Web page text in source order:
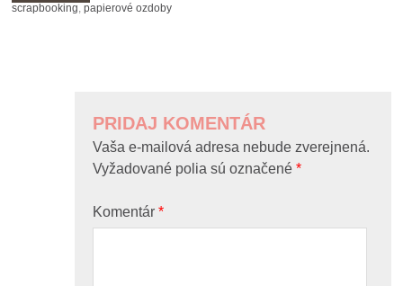
scrapbooking ,papierové ozdoby
PRIDAJ KOMENTÁR
Vaša e-mailová adresa nebude zverejnená.
Vyžadované polia sú označené*
Komentár*